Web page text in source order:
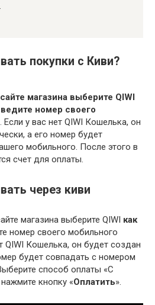
покупки с Киви?
магазина выберите QIWI
номер своего
. Если у вас нет QIWI Кошелька, он
а его номер будет
мобильного. После этого в
счет для оплаты.
через киви
магазина выберите QIWI как
номер своего мобильного
QIWI Кошелька, он будет создан
будет совпадать с номером
способ оплаты «С
кнопку «Оплатить».